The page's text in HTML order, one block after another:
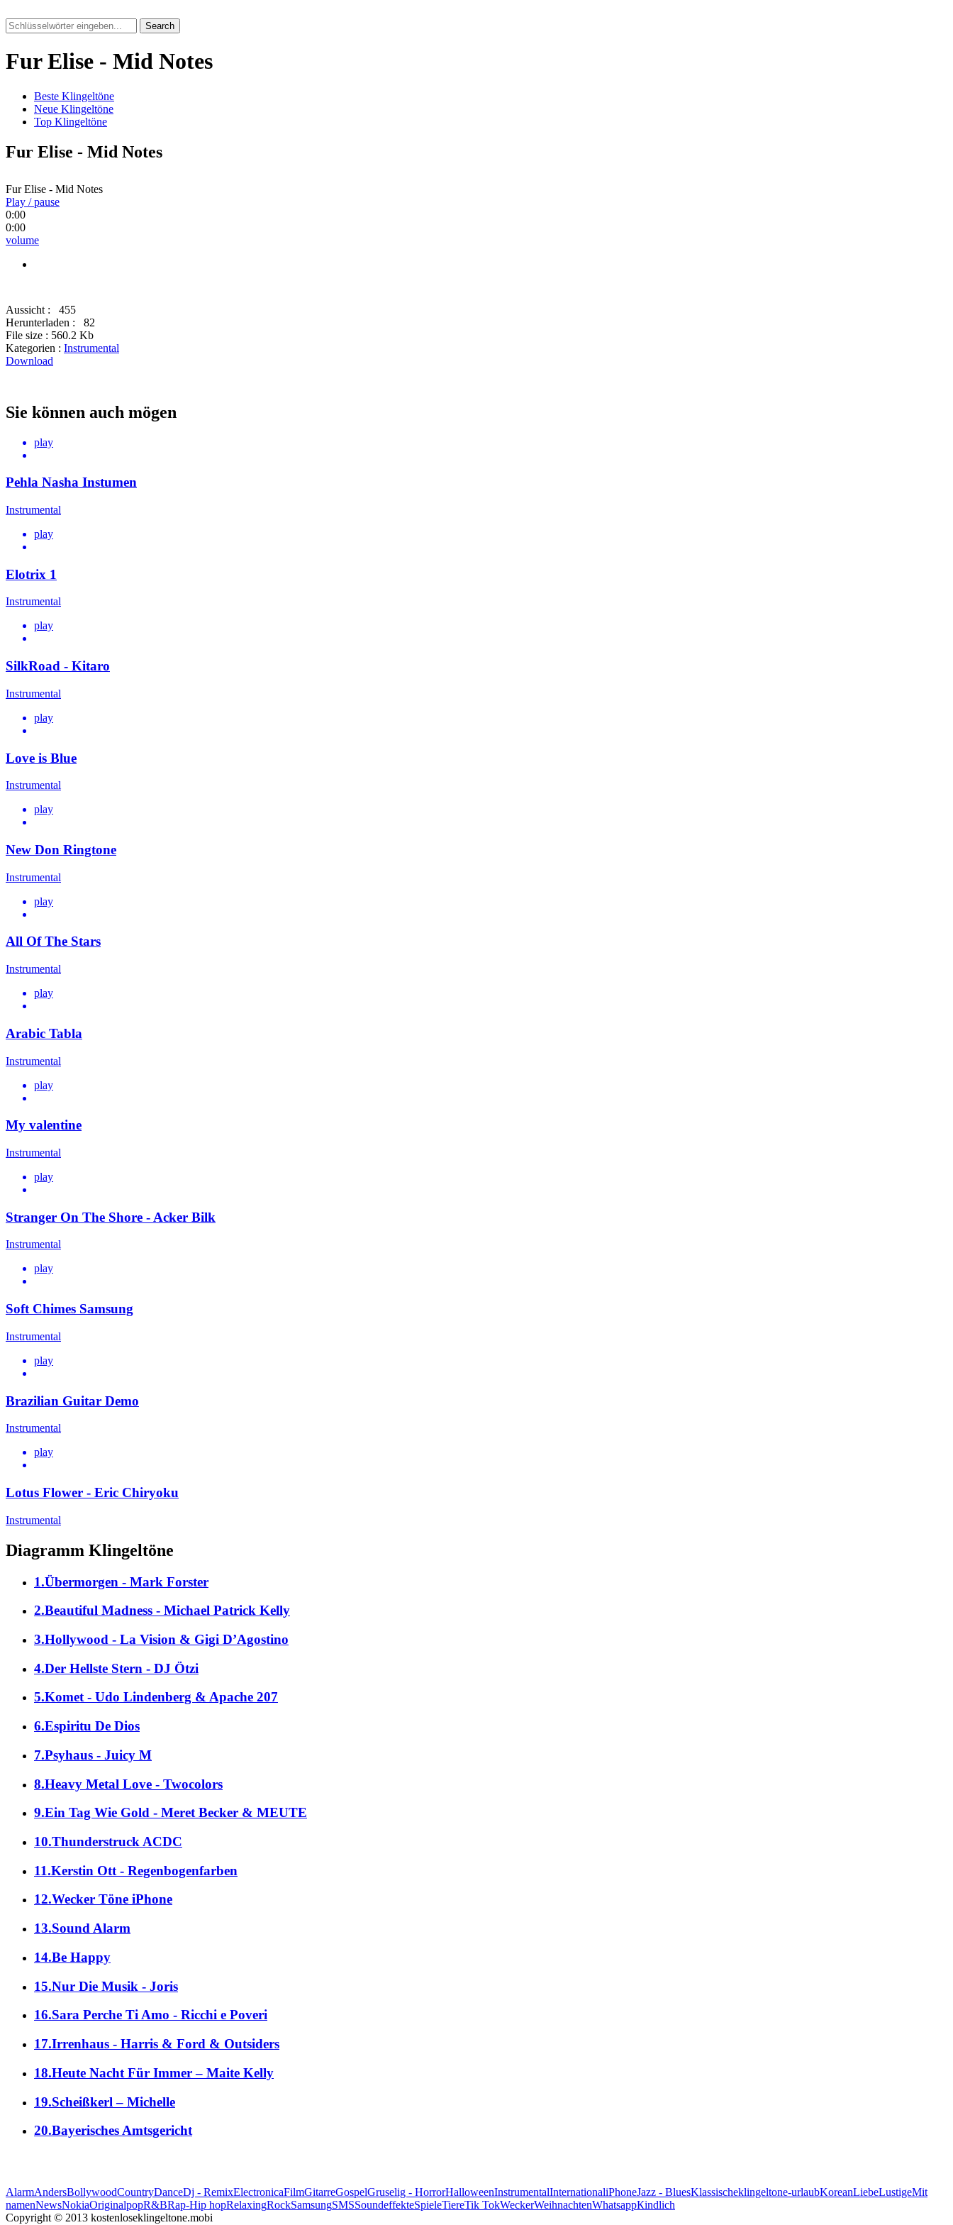
Search
Fur Elise - Mid Notes
Beste Klingeltöne
Neue Klingeltöne
Top Klingeltöne
Fur Elise - Mid Notes
Fur Elise - Mid Notes
Play / pause
0:00
0:00
volume
Aussicht :
455
Herunterladen :
82
File size : 560.2 Kb
Kategorien : Instrumental
Download
Sie können auch mögen
play
Pehla Nasha Instumen
Instrumental
play
Elotrix 1
Instrumental
play
SilkRoad - Kitaro
Instrumental
play
Love is Blue
Instrumental
play
New Don Ringtone
Instrumental
play
All Of The Stars
Instrumental
play
Arabic Tabla
Instrumental
play
My valentine
Instrumental
play
Stranger On The Shore - Acker Bilk
Instrumental
play
Soft Chimes Samsung
Instrumental
play
Brazilian Guitar Demo
Instrumental
play
Lotus Flower - Eric Chiryoku
Instrumental
Diagramm Klingeltöne
1.Übermorgen - Mark Forster
2.Beautiful Madness - Michael Patrick Kelly
3.Hollywood - La Vision & Gigi D’Agostino
4.Der Hellste Stern - DJ Ötzi
5.Komet - Udo Lindenberg & Apache 207
6.Espiritu De Dios
7.Psyhaus - Juicy M
8.Heavy Metal Love - Twocolors
9.Ein Tag Wie Gold - Meret Becker & MEUTE
10.Thunderstruck ACDC
11.Kerstin Ott - Regenbogenfarben
12.Wecker Töne iPhone
13.Sound Alarm
14.Be Happy
15.Nur Die Musik - Joris
16.Sara Perche Ti Amo - Ricchi e Poveri
17.Irrenhaus - Harris & Ford & Outsiders
18.Heute Nacht Für Immer – Maite Kelly
19.Scheißkerl – Michelle
20.Bayerisches Amtsgericht
AlarmAndersBollywoodCountryDanceDj - RemixElectronicaFilmGitarreGospelGruselig - HorrorHalloweenInstrumentalInternationaliPhoneJazz - BluesKlassischeklingeltone-urlaubKoreanLiebeLustigeMit
namenNewsNokiaOriginalpopR&BRap-Hip hopRelaxingRockSamsungSMSSoundeffekteSpieleTiereTik TokWeckerWeihnachtenWhatsappКindlich
Copyright © 2013 kostenloseklingeltone.mobi